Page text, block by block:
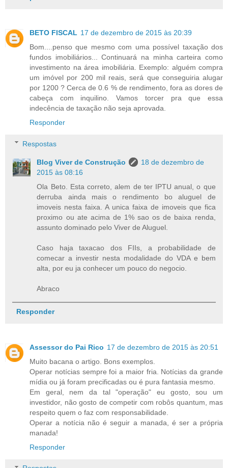
BETO FISCAL 17 de dezembro de 2015 às 20:39
Bom....penso que mesmo com uma possível taxação dos
fundos imobiliários... Continuará na minha carteira como
investimento na área imobiliária. Exemplo: alguém compra
um imóvel por 200 mil reais, será que conseguiria alugar
por 1200 ? Cerca de 0.6 % de rendimento, fora as dores de
cabeça com inquilino. Vamos torcer pra que essa
indecência de taxação não seja aprovada.
Responder
Respostas
Blog Viver de Construção
18 de dezembro de
2015 às 08:16
Ola Beto. Esta correto, alem de ter IPTU anual, o que
derruba ainda mais o rendimento bo aluguel de
imoveis nesta faixa. A unica faixa de imoveis que fica
proximo ou ate acima de 1% sao os de baixa renda,
assunto dominado pelo Viver de Aluguel.
Caso haja taxacao dos FIIs, a probabilidade de
comecar a investir nesta modalidade do VDA e bem
alta, por eu ja conhecer um pouco do negocio.
Abraco
Responder
Assessor do Pai Rico 17 de dezembro de 2015 às 20:51
Muito bacana o artigo. Bons exemplos.
Operar notícias sempre foi a maior fria. Notícias da grande
mídia ou já foram precificadas ou é pura fantasia mesmo.
Em geral, nem da tal "operação" eu gosto, sou um
investidor, não gosto de competir com robôs quantum, mas
respeito quem o faz com responsabilidade.
Operar a notícia não é seguir a manada, é ser a própria
manada!
Responder